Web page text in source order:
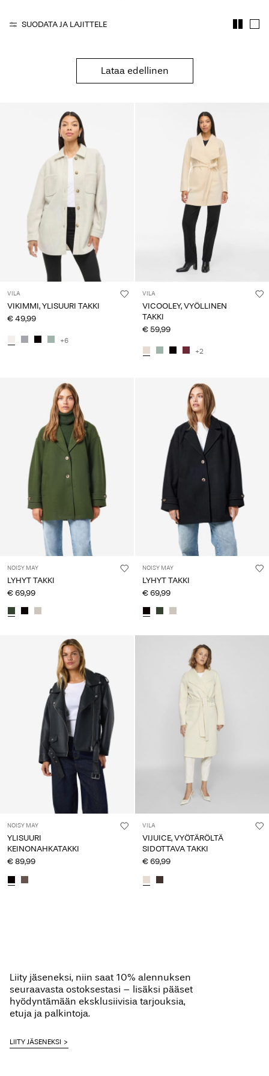
SUODATA JA LAJITTELE
Lataa edellinen
VILA
VIKIMMI, YLISUURI TAKKI
€ 49,99
+6
VILA
VICOOLEY, VYÖLLINEN
TAKKI
€ 59,99
+2
NOISY MAY
LYHYT TAKKI
€ 69,99
NOISY MAY
LYHYT TAKKI
€ 69,99
NOISY MAY
YLISUURI
KEINONAHKATAKKI
€ 89,99
VILA
VIJUICE, VYÖTÄRÖLTÄ
SIDOTTAVA TAKKI
€ 69,99
Liity jäseneksi, niin saat 10% alennuksen
seuraavasta ostoksestasi – lisäksi pääset
hyödyntämään eksklusiivisia tarjouksia,
etuja ja palkintoja.
LIITY JÄSENEKSI